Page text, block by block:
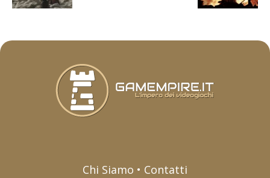
Chi Siamo • Contatti